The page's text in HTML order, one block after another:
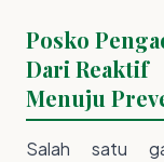
Posko
Dari Reaktif
Menuju
Salah satu